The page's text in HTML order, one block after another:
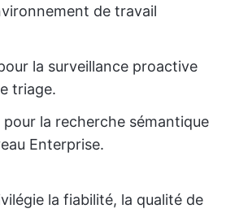
de travail
la surveillance proactive
triage.
pour la recherche sémantique
Enterprise.
la fiabilité, la qualité de